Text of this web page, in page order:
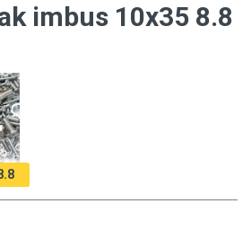
imbus 10x35 8.8